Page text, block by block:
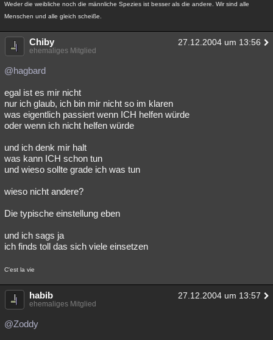
Weder die weibliche noch die männliche Spezies ist besser als die andere. Wir sind alle
Menschen und alle gleich scheiße.
Chiby 27.12.2004 um 13:56
ehemaliges Mitglied
@hagbard
egal ist es mir nicht
nur ich glaub, ich bin mir nicht so im klaren
was eigentlich passiert wenn ICH helfen würde
oder wenn ich nicht helfen würde
und ich denk mir halt
was kann ICH schon tun
und wieso sollte grade ich was tun
wieso nicht andere?
Die typische einstellung eben
und ich sags ja
ich finds toll das sich viele einsetzen
C'est la vie
habib 27.12.2004 um 13:57
ehemaliges Mitglied
@Zoddy